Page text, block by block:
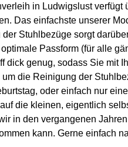
in Ludwigslust verfügt
Das einfachste unserer
Stuhlbezüge sorgt
Passform (für alle
dick genug, sodass Sie mit
die Reinigung der
oder einfach nur
die kleinen, eigentlich
in den vergangenen
kann. Gerne einfach